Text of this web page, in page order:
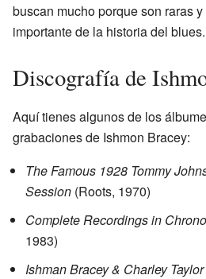
buscan mucho porque son raras
importante de la historia del blues.
Discografía de
Aquí tienes algunos de los
grabaciones de Ishmon Bracey:
The Famous 1928 Tommy
Session (Roots, 1970)
Complete Recordings in
1983)
Ishman Bracey & Charley